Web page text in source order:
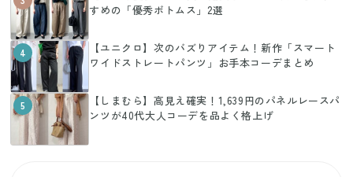
すめの「優秀ボトムス」2選
4
【ユニクロ】次のバズりアイテム！新作「スマート
ワイドストレートパンツ」お手本コーデまとめ
5
【しまむら】高見え確実！1,639円のパネルレースパ
ンツが40代大人コーデを品よく格上げ